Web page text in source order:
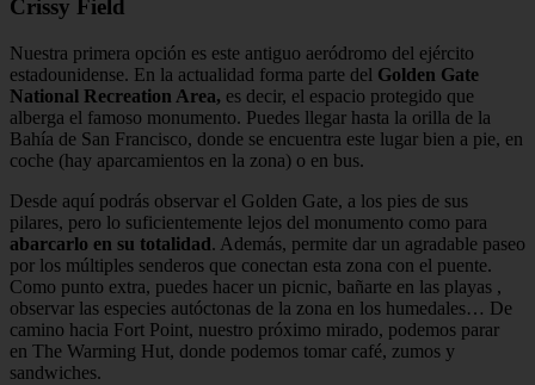
Crissy Field
Nuestra primera opción es este antiguo aeródromo del ejército
estadounidense. En la actualidad forma parte del Golden Gate
National Recreation Area, es decir, el espacio protegido que
alberga el famoso monumento. Puedes llegar hasta la orilla de la
Bahía de San Francisco, donde se encuentra este lugar bien a pie, en
coche (hay aparcamientos en la zona) o en bus.
Desde aquí podrás observar el Golden Gate, a los pies de sus
pilares, pero lo suficientemente lejos del monumento como para
abarcarlo en su totalidad. Además, permite dar un agradable paseo
por los múltiples senderos que conectan esta zona con el puente.
Como punto extra, puedes hacer un picnic, bañarte en las playas ,
observar las especies autóctonas de la zona en los humedales… De
camino hacia Fort Point, nuestro próximo mirado, podemos parar
en The Warming Hut, donde podemos tomar café, zumos y
sandwiches.